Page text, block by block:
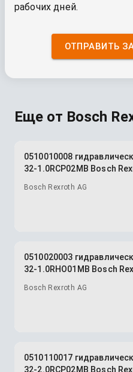
рабочих дней.
ОТПРАВИТЬ
Еще от Bosch
0510010008
32-1.0RCP02MB Bosch
Bosch Rexroth AG
0510020003
32-1.0RHO01MB Bosch
Bosch Rexroth AG
0510110017
32-2.0RCP02MB Bosch